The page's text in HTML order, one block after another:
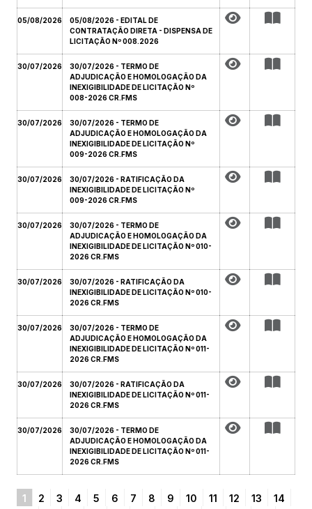
05/08/2026
05/08/2026 - EDITAL DE
CONTRATAÇÃO DIRETA - DISPENSA DE
LICITAÇÃO Nº 008.2026
30/07/2026
30/07/2026 - TERMO DE
ADJUDICAÇÃO E HOMOLOGAÇÃO DA
INEXIGIBILIDADE DE LICITAÇÃO Nº
008-2026 CR.FMS
30/07/2026
30/07/2026 - TERMO DE
ADJUDICAÇÃO E HOMOLOGAÇÃO DA
INEXIGIBILIDADE DE LICITAÇÃO Nº
009-2026 CR.FMS
30/07/2026
30/07/2026 - RATIFICAÇÃO DA
INEXIGIBILIDADE DE LICITAÇÃO Nº
009-2026 CR.FMS
30/07/2026
30/07/2026 - TERMO DE
ADJUDICAÇÃO E HOMOLOGAÇÃO DA
INEXIGIBILIDADE DE LICITAÇÃO Nº 010-
2026 CR.FMS
30/07/2026
30/07/2026 - RATIFICAÇÃO DA
INEXIGIBILIDADE DE LICITAÇÃO Nº 010-
2026 CR.FMS
30/07/2026
30/07/2026 - TERMO DE
ADJUDICAÇÃO E HOMOLOGAÇÃO DA
INEXIGIBILIDADE DE LICITAÇÃO Nº 011-
2026 CR.FMS
30/07/2026
30/07/2026 - RATIFICAÇÃO DA
INEXIGIBILIDADE DE LICITAÇÃO Nº 011-
2026 CR.FMS
30/07/2026
30/07/2026 - TERMO DE
ADJUDICAÇÃO E HOMOLOGAÇÃO DA
INEXIGIBILIDADE DE LICITAÇÃO Nº 011-
2026 CR.FMS
1 2 3 4 5 6 7 8 9 10 11 12 13
14